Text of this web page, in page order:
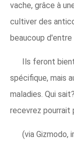
vache, grâce à
cultiver des
beaucoup d'entre
Ils feront
spécifique, mais
maladies. Qui
recevrez pourrait
(via Gizmodo,